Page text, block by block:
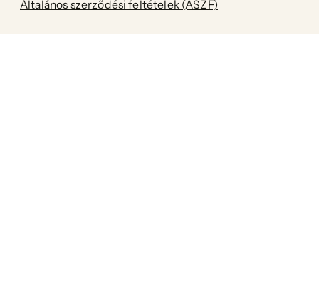
Általános szerződési feltételek (ÁSZF)